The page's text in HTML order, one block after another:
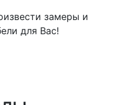
замеры и
для Вас!